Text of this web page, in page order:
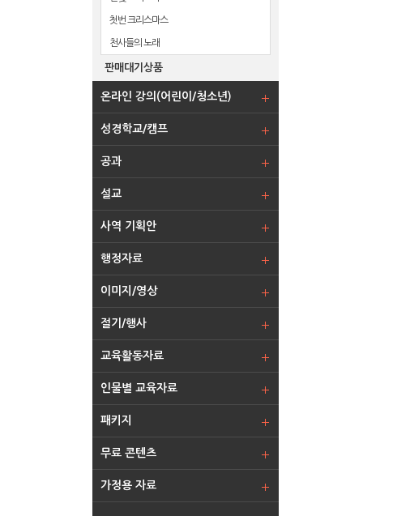
첫번 크리스마스
천사들의 노래
판매대기상품
온라인 강의(어린이/청소년)
성경학교/캠프
공과
설교
사역 기획안
행정자료
이미지/영상
절기/행사
교육활동자료
인물별 교육자료
패키지
무료 콘텐츠
가정용 자료